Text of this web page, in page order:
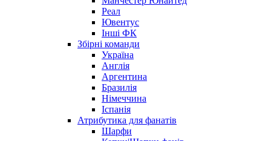
Реал
Ювентус
Інші ФК
Збірні команди
Україна
Англія
Аргентина
Бразилія
Німеччина
Іспанія
Атрибутика для фанатів
Шарфи